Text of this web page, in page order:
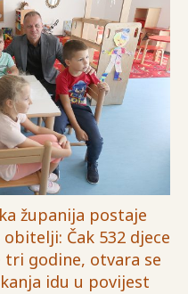
županija postaje
Čak 532 djece
godine, otvara se
idu u povijest